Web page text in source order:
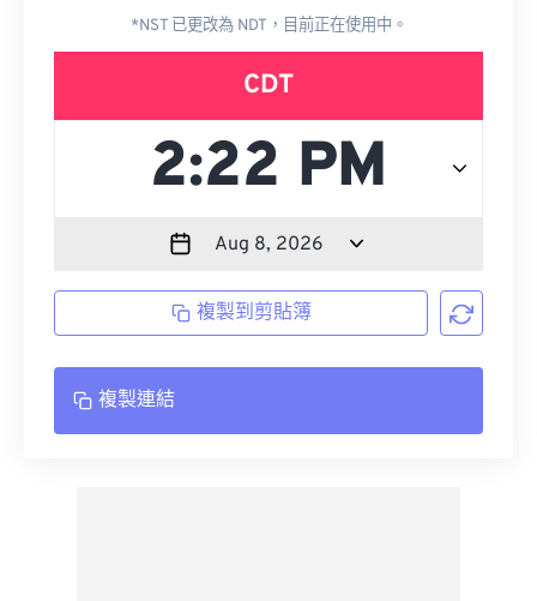
*NST 已更改為 NDT，目前正在使用中。
CDT
複製到剪貼簿
複製連結